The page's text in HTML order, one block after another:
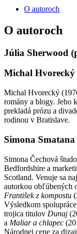
O autoroch
O autoroch
Júlia Sherwood
Michal Hvorecký
Michal Hvorecký
romány a blogy. Jeho
prekladá prózu a
rodinou v Bratislave.
Simona
Simona Čechová
Bedfordshire a
Scotland. Venuje sa
autorkou obľúbených
František z kompostu
Výsledkom
trojica titulov Dunaj
a Maliar a chlapec
Národnej cene za